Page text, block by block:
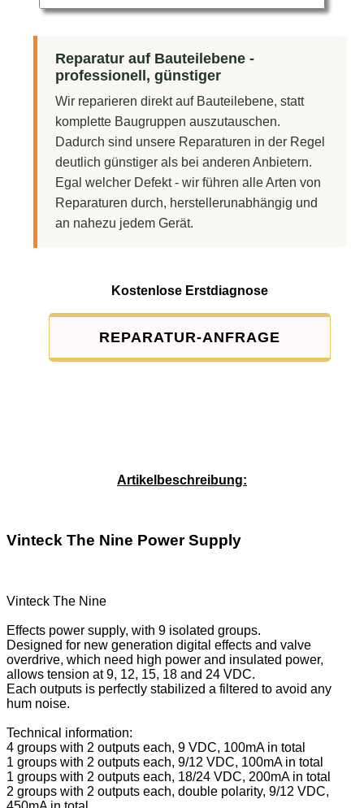
Reparatur auf Bauteilebene -
professionell, günstiger
Wir reparieren direkt auf Bauteilebene, statt
komplette Baugruppen auszutauschen.
Dadurch sind unsere Reparaturen in der Regel
deutlich günstiger als bei anderen Anbietern.
Egal welcher Defekt - wir führen alle Arten von
Reparaturen durch, herstellerunabhängig und
an nahezu jedem Gerät.
Kostenlose Erstdiagnose
REPARATUR-ANFRAGE
Artikelbeschreibung:
Vinteck The Nine Power Supply
Vinteck The Nine
Effects power supply, with 9 isolated groups.
Designed for new generation digital effects and valve
overdrive, which need high power and insulated power,
allows tension at 9, 12, 15, 18 and 24 VDC.
Each outputs is perfectly stabilized a filtered to avoid any
hum noise.
Technical information:
4 groups with 2 outputs each, 9 VDC, 100mA in total
1 groups with 2 outputs each, 9/12 VDC, 100mA in total
1 groups with 2 outputs each, 18/24 VDC, 200mA in total
2 groups with 2 outputs each, double polarity, 9/12 VDC,